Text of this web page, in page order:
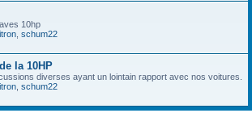
10hp
schum22
la 10HP
diverses ayant un lointain rapport avec nos voitures.
schum22